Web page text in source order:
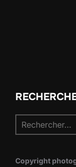
pour :
Copyright